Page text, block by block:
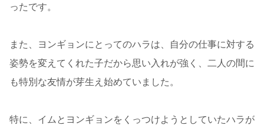
ったです。
また、ヨンギョンにとってのハラは、自分の仕事に対する
姿勢を変えてくれた子だから思い入れが強く、二人の間に
も特別な友情が芽生え始めていました。
特に、イムとヨンギョンをくっつけようとしていたハラが